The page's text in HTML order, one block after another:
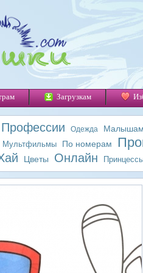
Загрузкам
Профессии Одежда Малышам
Мультфильмы
По номерам
Цветы Онлайн